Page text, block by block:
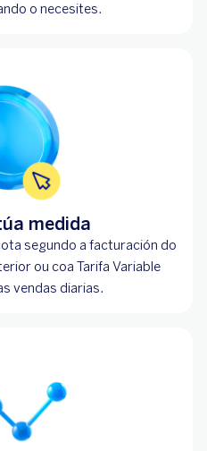
o necesites.
medida
segundo a facturación do
ou coa Tarifa Variable
vendas diarias.